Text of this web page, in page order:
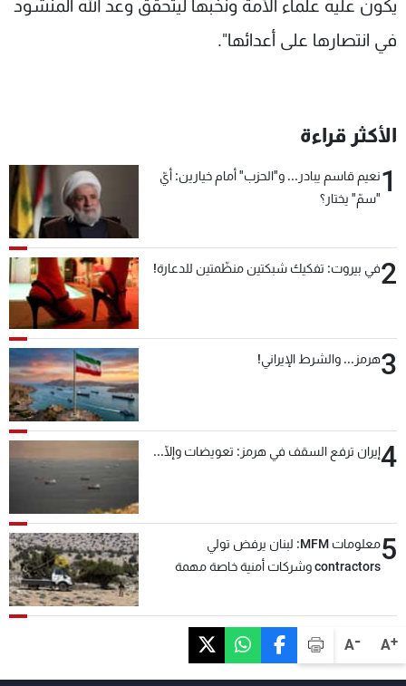
A+
A-
يكون عليه علماء الأمة ونخبها ليتحقق وعد الله المنشود
في انتصارها على أعدائها".
الأكثر قراءة
1نعيم قاسم يبادر... و"الحزب" أمام خيارين: أيّ
"سمّ" يختار؟
2في بيروت: تفكيك شبكتين منظّمتين للدعارة!
3هرمز... والشرط الإيراني!
4إيران ترفع السقف في هرمز: تعويضات وإلّا...
5
معلومات MFM: لبنان يرفض تولي
contractors وشركات أمنية خاصة مهمة